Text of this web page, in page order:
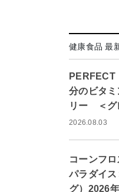
健康食品 最
分のビタ
リー ＜
2026.08.03
コーンフ
パラダイス
グ）2026